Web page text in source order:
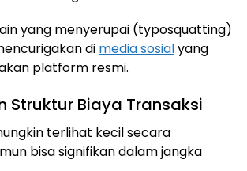
yang menyerupai (typosquatting)
di media sosialyang
platform resmi.
Struktur Biaya Transaksi
terlihat kecil secara
bisa signifikan dalam jangka